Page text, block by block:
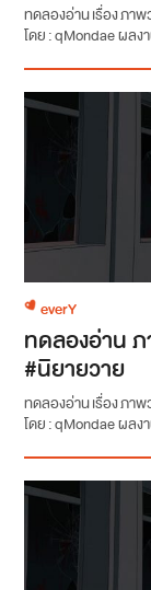
ทดลองอ่าน เรื่อง ภาพ
โดย : qMondae ผล
everY
ทดลองอ่าน
#นิยายวาย
ทดลองอ่าน เรื่อง ภาพ
โดย : qMondae ผล